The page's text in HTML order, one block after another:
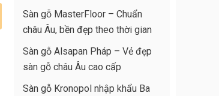
Sàn gỗ MasterFloor – Chuẩn
châu Âu, bền đẹp theo thời gian
Sàn gỗ Alsapan Pháp – Vẻ đẹp
sàn gỗ châu Âu cao cấp
Sàn gỗ Kronopol nhập khẩu Ba